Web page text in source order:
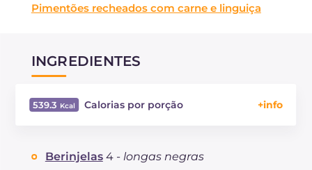
Pimentões recheados com carne e linguiça
INGREDIENTES
539.3 Calorias por porção
dos quais açúcares
Berinjelas 4 - longas negras